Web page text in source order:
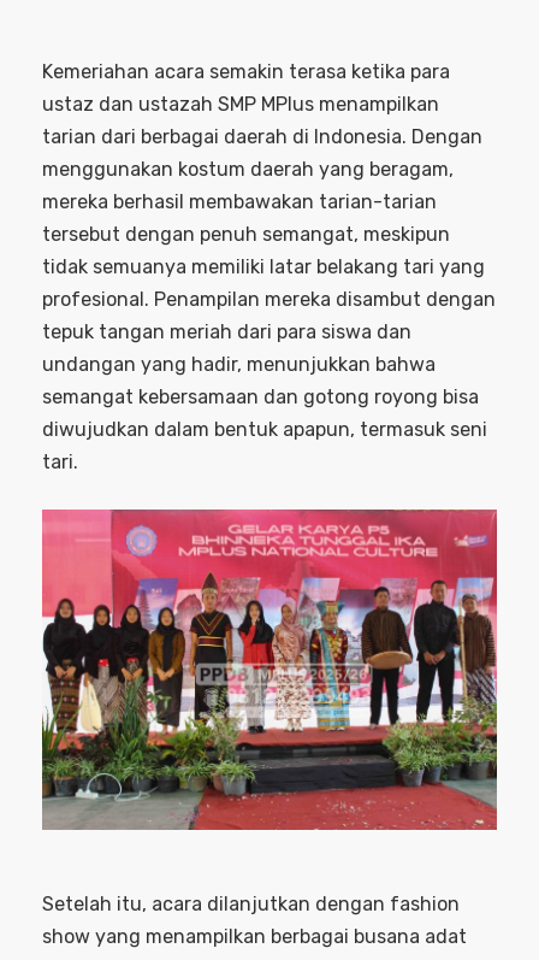
Kemeriahan acara semakin terasa ketika para
ustaz dan ustazah SMP MPlus menampilkan
tarian dari berbagai daerah di Indonesia. Dengan
menggunakan kostum daerah yang beragam,
mereka berhasil membawakan tarian-tarian
tersebut dengan penuh semangat, meskipun
tidak semuanya memiliki latar belakang tari yang
profesional. Penampilan mereka disambut dengan
tepuk tangan meriah dari para siswa dan
undangan yang hadir, menunjukkan bahwa
semangat kebersamaan dan gotong royong bisa
diwujudkan dalam bentuk apapun, termasuk seni
tari.
Setelah itu, acara dilanjutkan dengan fashion
show yang menampilkan berbagai busana adat